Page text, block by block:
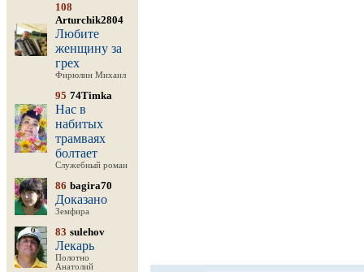
108
Arturchik2804
Любите
женщину за
грех
Фирюлин Михаил
95 74Timka
Нас в
набитых
трамваях
болтает
Служебный роман
86 bagira70
Доказано
Земфира
83 sulehov
Лекарь
Полотно
Анатолий